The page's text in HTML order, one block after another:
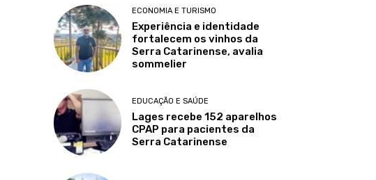
ECONOMIA E TURISMO
Experiência e identidade
fortalecem os vinhos da
Serra Catarinense, avalia
sommelier
EDUCAÇÃO E SAÚDE
Lages recebe 152 aparelhos
CPAP para pacientes da
Serra Catarinense